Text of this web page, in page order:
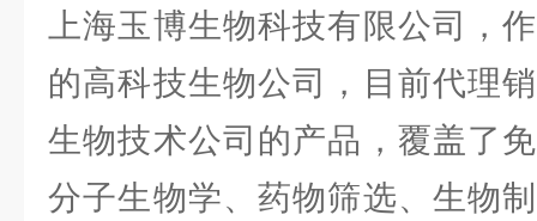
上海玉博生物科技有限公司，
的高科技生物公司，目前代理
生物技术公司的产品，覆盖了
分子生物学、药物筛选、生物